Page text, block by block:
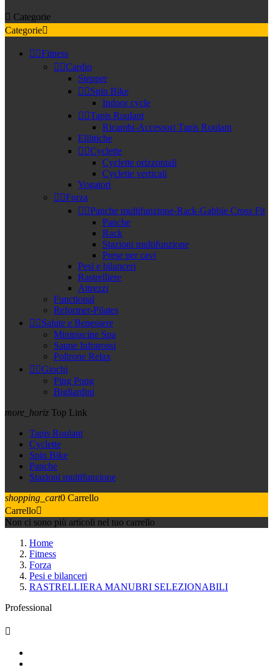
 Categorie
Categorie
 Fitness
 Cardio
Stepper
 Spin Bike
Indoor cycle
 Tapis Roulant
Ricambi-Accessori Tapis Roulant
Ellittiche
 Cyclette
Cyclette orizzontali
Cyclette verticali
Vogatori
 Forza
 Panche multifunzione-Rack-Gabbie Cross Fit
Panche
Rack
Stazioni multifunzione
Prese per cavi
Pesi e bilanceri
Rastrelliere
Attrezzi
Functional
Reformer-Pilates
 Salute e Benessere
Minipiscine Spa
Saune Infrarossi
Poltrone Relax
 Giochi
Ping Pong
Bigliardini
more_horiz Top Link
Tapis Roulant
Cyclette
Spin Bike
Panche
Stazioni multifunzione
shopping_cart0 Carrello
Carrello
Non ci sono più articoli nel tuo carrello
Home
Fitness
Forza
Pesi e bilanceri
RASTRELLIERA MANUBRI SELEZIONABILI
Professional
